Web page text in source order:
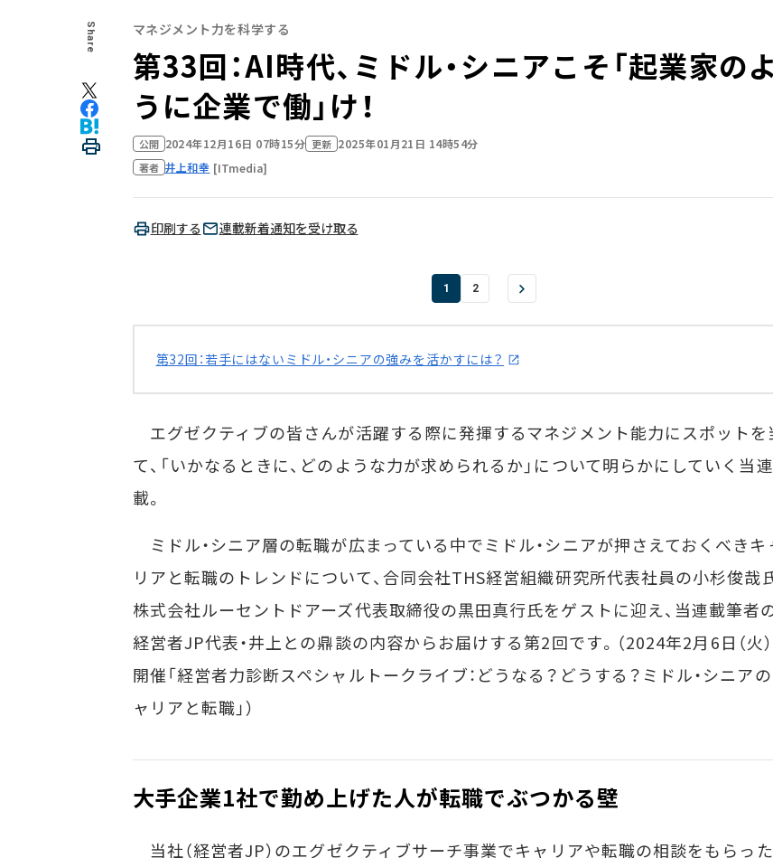
Share マネジメント力を科学する
第33回：AI時代、ミドル・シニアこそ「起業家のよ
うに企業で働」け！
公開 2024年12月16日 07時15分 更新 2025年01月21日 14時54分
著者 井上和幸 [ITmedia]
印刷する 連載新着通知を受け取る
1 2
第32回：若手にはないミドル・シニアの強みを活かすには？
エグゼクティブの皆さんが活躍する際に発揮するマネジメント能力にスポットを
て、「いかなるときに、どのような力が求められるか」について明らかにしていく当連
載。
ミドル・シニア層の転職が広まっている中でミドル・シニアが押さえておくべきキ
リアと転職のトレンドについて、合同会社THS経営組織研究所代表社員の小杉俊哉氏
株式会社ルーセントドアーズ代表取締役の黒田真行氏をゲストに迎え、当連載筆者
経営者JP代表・井上との鼎談の内容からお届けする第2回です。（2024年2月6日（火）
開催「経営者力診断スペシャルトークライブ：どうなる？どうする？ミドル・シニア
ャリアと転職」）
大手企業1社で勤め上げた人が転職でぶつかる壁
当社（経営者JP）のエグゼクティブサーチ事業でキャリアや転職の相談をもらった